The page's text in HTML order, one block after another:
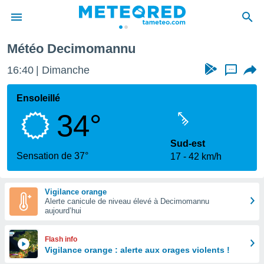
de
Météo Decimomannu
16:40 Dimanche ...
Ensoleillé
34°
Sensation de 37°
Sud-est
17
42 km/h
Vigilance orange
Alerte canicule de niveau élevé à Decimomannu
aujourd’hui
Flash info
Vigilance orange : alerte aux orages violents !